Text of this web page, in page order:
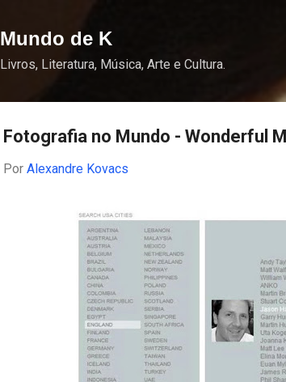
Mundo de K
Livros, Literatura, Música, Arte e Cultura.
Fotografia no Mundo - Wonderful
Por Alexandre Kovacs